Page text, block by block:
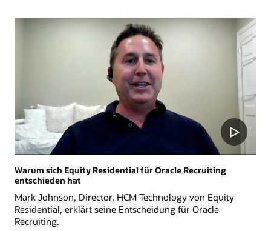
Warum sich Equity Residential für Oracle Recruiting
entschieden hat
Mark Johnson, Director, HCM Technology von Equity
Residential, erklärt seine Entscheidung für Oracle
Recruiting.